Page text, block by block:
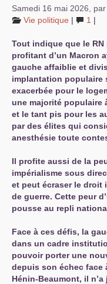
Samedi 16 mai 2026 par
Vie politique | 1 |
Tout indique que le RN
profitant d’un Macron
gauche affaiblie et
implantation populaire
exacerbée pour le
une majorité populaire
et le tant pis pour les
par des élites qui
anesthésie toute
Il profite aussi de la
impérialisme sous
et peut écraser le droit
de guerre. Cette peur
pousse au repli
Face à ces défis, la
dans un cadre
pouvoir porter une
depuis son échec face
Hénin-Beaumont, il